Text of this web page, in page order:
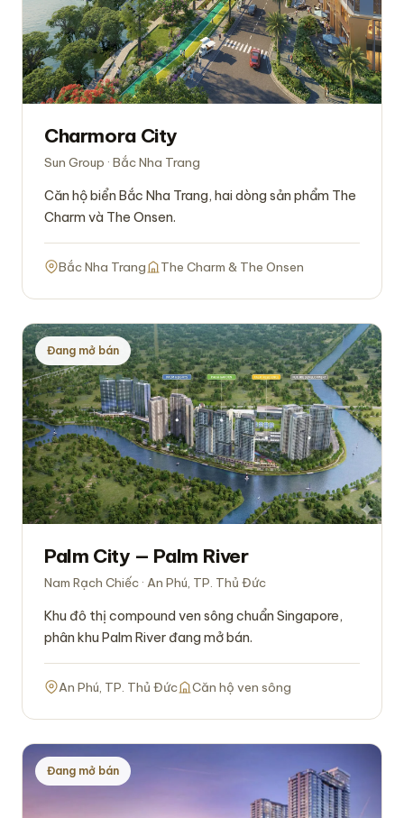
Charmora City
Sun Group · Bắc Nha Trang
Căn hộ biển Bắc Nha Trang, hai dòng sản phẩm The
Charm và The Onsen.
Bắc Nha Trang The Charm & The Onsen
Đang mở bán
Palm City — Palm River
Nam Rạch Chiếc · An Phú, TP. Thủ Đức
Khu đô thị compound ven sông chuẩn Singapore,
phân khu Palm River đang mở bán.
An Phú, TP. Thủ Đức Căn hộ ven sông
Đang mở bán